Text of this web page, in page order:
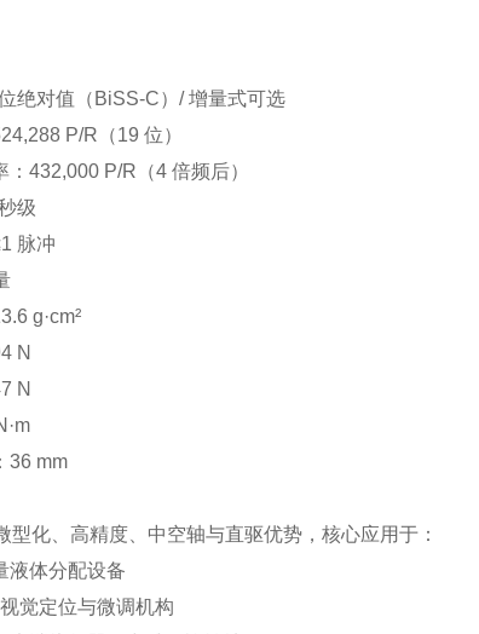
绝对值（BiSS-C）/ 增量式可选
P/R（19 位）
432,000 P/R（4 倍频后）
级
脉冲
g·cm²
N
N
36 mm
型化、高精度、中空轴与直驱优势，核心应用于：
液体分配设备
觉定位与微调机构